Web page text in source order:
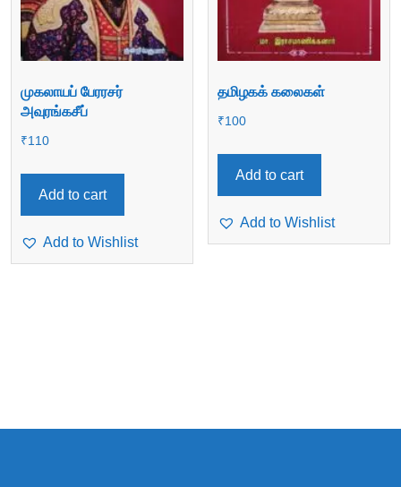
முகலாயப் பேரரசர்
அவுரங்கசீப்
₹110
Add to cart
Add to Wishlist
தமிழகக் கலைகள்
₹100
Add to cart
Add to Wishlist